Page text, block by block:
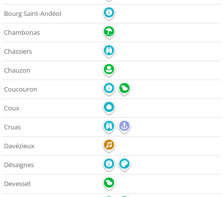
Bourg Saint-Andéol
Chambonas
Chassiers
Chauzon
Coucouron
Coux
Cruas
Davézieux
Désaignes
Devesset